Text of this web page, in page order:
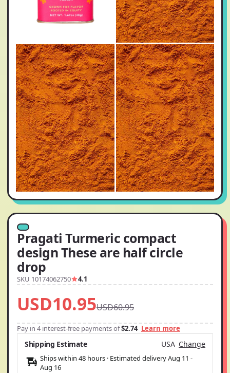
Pragati Turmeric compact
design These are half circle
drop
SKU 10174062750 4.1
USD10.95USD60.95
Pay in 4 interest-free payments of$2.74 Learn more
Shipping Estimate USA Change
Ships within 48 hours · Estimated deliveryAug 11 -
Aug 16